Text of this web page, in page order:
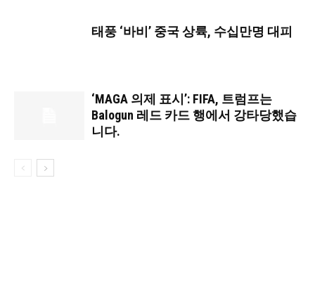
태풍 ‘바비’ 중국 상륙, 수십만명 대피
‘MAGA 의제 표시’: FIFA, 트럼프는
Balogun 레드 카드 행에서 강타당했습
니다.